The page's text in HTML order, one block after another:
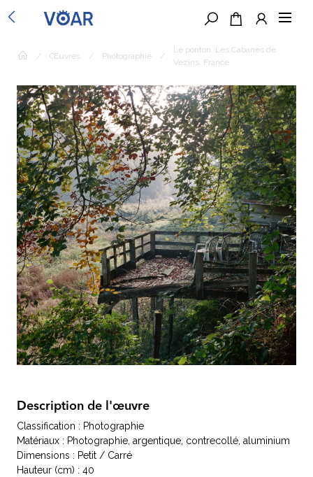
/ Œuvres / Photographie /
Le ponton. Les Cabanes de
Vezins. France.
Description de l'œuvre
Classification : Photographie
Matériaux : Photographie, argentique, contrecollé, aluminium
Dimensions : Petit / Carré
Hauteur (cm) : 40